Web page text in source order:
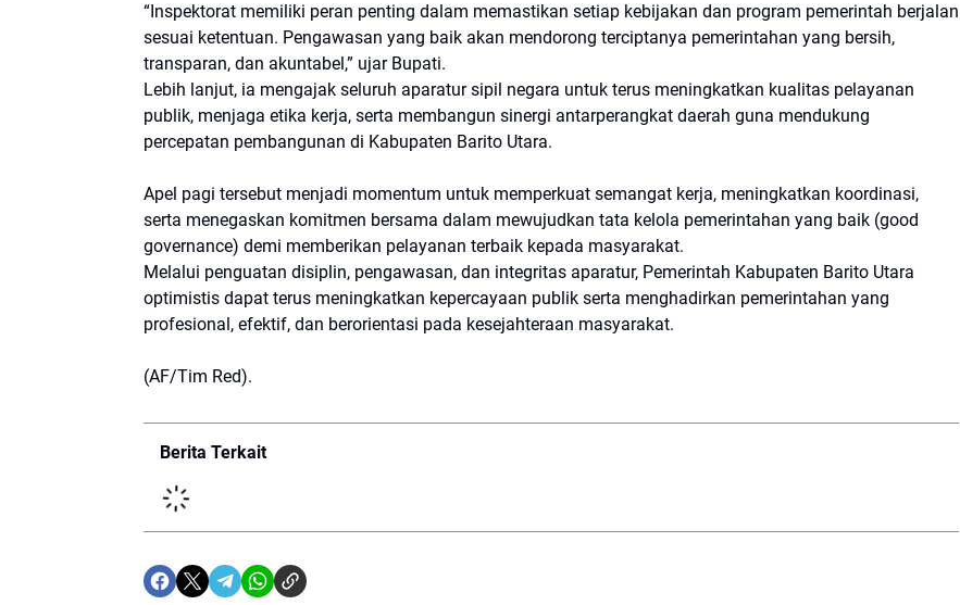
“Inspektorat memiliki peran penting dalam memastikan setiap kebijakan dan program pemerintah berjalan
sesuai ketentuan. Pengawasan yang baik akan mendorong terciptanya pemerintahan yang bersih,
transparan, dan akuntabel,” ujar Bupati.
Lebih lanjut, ia mengajak seluruh aparatur sipil negara untuk terus meningkatkan kualitas pelayanan
publik, menjaga etika kerja, serta membangun sinergi antarperangkat daerah guna mendukung
percepatan pembangunan di Kabupaten Barito Utara.
Apel pagi tersebut menjadi momentum untuk memperkuat semangat kerja, meningkatkan koordinasi,
serta menegaskan komitmen bersama dalam mewujudkan tata kelola pemerintahan yang baik (good
governance) demi memberikan pelayanan terbaik kepada masyarakat.
Melalui penguatan disiplin, pengawasan, dan integritas aparatur, Pemerintah Kabupaten Barito Utara
optimistis dapat terus meningkatkan kepercayaan publik serta menghadirkan pemerintahan yang
profesional, efektif, dan berorientasi pada kesejahteraan masyarakat.
(AF/Tim Red).
Berita Terkait